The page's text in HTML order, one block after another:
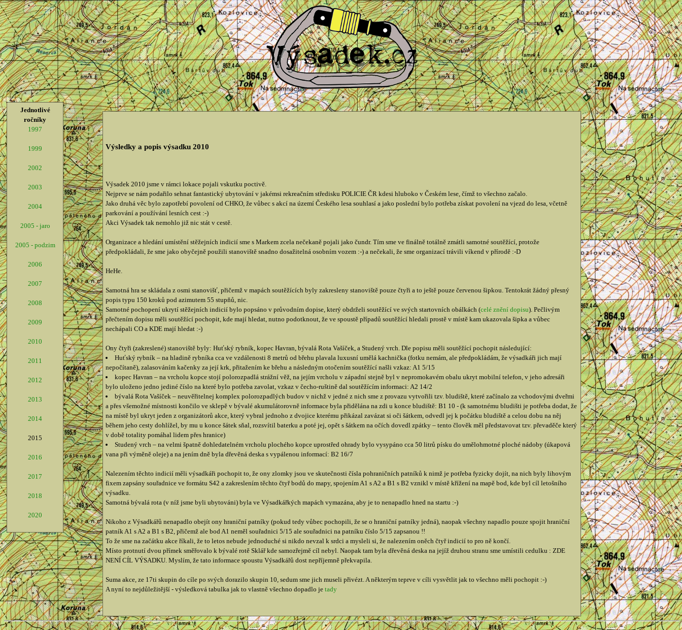
Jednotlivé
ročníky
1997
1999
2002
2003
2004
2005 - jaro
2005 - podzim
2006
2007
2008
2009
2010
2011
2012
2013
2014
2015
2016
2017
2018
2020
Výsledky a popis výsadku 2010
Výsadek 2010 jsme v rámci lokace pojali vskutku poctivě.
Nejprve se nám podařilo sehnat fantastický ubytování v jakémsi rekreačním středisku POLICIE ČR kdesi hluboko v Českém lese, čímž to všechno začalo.
Jako druhá věc bylo zapotřebí povolení od CHKO, že vůbec s akcí na území Českého lesa souhlasí a jako poslední bylo potřeba získat povolení na vjezd do lesa, včetně
parkování a používání lesních cest :-)
Akci Výsadek tak nemohlo již nic stát v cestě.
Organizace a hledání umístění stěžejních indicií sme s Markem zcela nečekaně pojali jako čundr. Tím sme ve finálně totálně zmátli samotné soutěžící, protože
předpokládali, že sme jako obyčejně použili stanoviště snadno dosažitelná osobním vozem :-) a nečekali, že sme organizací trávili víkend v přírodě :-D
HeHe.
Samotná hra se skládala z osmi stanovišť, přičemž v mapách soutěžících byly zakresleny stanoviště pouze čtyři a to ještě pouze červenou šipkou. Tentokrát žádný přesný
popis typu 150 kroků pod azimutem 55 stupňů, nic.
Samotné pochopení ukrytí stěžejních indicií bylo popsáno v průvodním dopise, který obdrželi soutěžící ve svých startovních obálkách (celé znění dopisu). Pečlivým
přečtením dopisu měli soutěžící pochopit, kde mají hledat, nutno podotknout, že ve spoustě případů soutěžící hledali prostě v místě kam ukazovala šipka a vůbec
nechápali CO a KDE mají hledat :-)
Ony čtyři (zakreslené) stanoviště byly: Huťský rybník, kopec Havran, bývalá Rota Vašíček, a Studený vrch. Dle popisu měli soutěžící pochopit následující:
Huťský rybník – na hladině rybníka cca ve vzdálenosti 8 metrů od břehu plavala luxusní umělá kachnička (fotku nemám, ale předpokládám, že výsadkáři jich mají
nepočítaně), zalasováním kačenky za její krk, přitažením ke břehu a následným otočením soutěžící našli vzkaz: A1 5/15
kopec Havran – na vrcholu kopce stojí polorozpadlá strážní věž, na jejím vrcholu v západní stejně byl v nepromokavém obalu ukryt mobilní telefon, v jeho adresáři
bylo uloženo jedno jediné číslo na které bylo potřeba zavolat, vzkaz v čecho-ruštině dal soutěžícím informaci: A2 14/2
bývalá Rota Vašíček – neuvěřitelnej komplex polorozpadlých budov v nichž v jedné z nich sme z provazu vytvořili tzv. bludiště, které začínalo za vchodovými dveřmi
a přes všemožné místnosti končilo ve sklepě v bývalé akumulátorovně informace byla přidělána na zdi u konce bludiště: B1 10 - (k samotnému bludišti je potřeba dodat, že
na místě byl ukryt jeden z organizátorů akce, který vybral jednoho z dvojice kterému přikázal zavázat si oči šátkem, odvedl jej k počátku bludiště a celou dobu na něj
během jeho cesty dohlížel, by mu u konce šátek sňal, rozsvítil baterku a poté jej, opět s šátkem na očích dovedl zpátky – tento člověk měl představovat tzv. převaděče který
v době totality pomáhal lidem přes hranice)
Studený vrch – na velmi špatně dohledatelném vrcholu plochého kopce uprostřed ohrady bylo vysypáno cca 50 litrů písku do umělohmotné ploché nádoby (úkapová
vana při výměně oleje) a na jením dně byla dřevěná deska s vypálenou informací: B2 16/7
Nalezením těchto indicií měli výsadkáři pochopit to, že ony zlomky jsou ve skutečnosti čísla pohraničních patníků k nimž je potřeba fyzicky dojít, na nich byly lihovým
fixem zapsány souřadnice ve formátu S42 a zakreslením těchto čtyř bodů do mapy, spojením A1 s A2 a B1 s B2 vznikl v místě křížení na mapě bod, kde byl cíl letošního
výsadku.
Samotná bývalá rota (v níž jsme byli ubytováni) byla ve Výsadkářkých mapách vymazána, aby je to nenapadlo hned na startu :-)
Nikoho z Výsadkářů nenapadlo obejít ony hraniční patníky (pokud tedy vůbec pochopili, že se o hraniční patníky jedná), naopak všechny napadlo pouze spojit hraniční
patník A1 s A2 a B1 s B2, přičemž ale bod A1 neměl souřadnici 5/15 ale souřadnici na patníku číslo 5/15 zapsanou !!
To že sme na začátku akce říkali, že to letos nebude jednoduché si nikdo nevzal k srdci a mysleli si, že nalezením oněch čtyř indicií to pro ně končí.
Místo protnutí dvou přímek směřovalo k bývalé rotě Sklář kde samozřejmě cíl nebyl. Naopak tam byla dřevěná deska na jejíž druhou stranu sme umístili cedulku : ZDE
NENÍ CÍL VÝSADKU. Myslím, že tato informace spoustu Výsadkářů dost nepříjemně překvapila.
Suma akce, ze 17ti skupin do cíle po svých dorazilo skupin 10, sedum sme jich museli přivézt. A některým teprve v cíli vysvětlit jak to všechno měli pochopit :-)
A nyní to nejdůležitější - výsledková tabulka jak to vlastně všechno dopadlo je tady